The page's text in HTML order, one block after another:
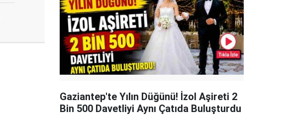
Gaziantep'te Yılın Düğünü! İzol Aşireti 2
Bin 500 Davetliyi Aynı Çatıda Buluşturdu